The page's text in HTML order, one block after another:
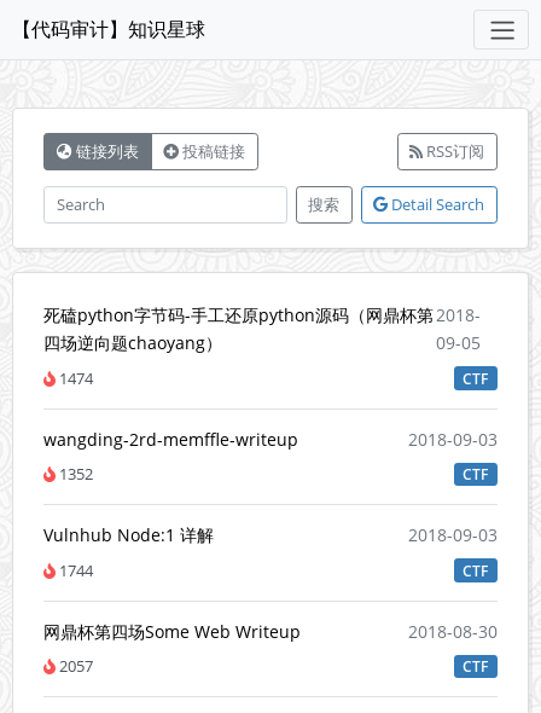
【代码审计】知识星球
链接列表 投稿链接 RSS订阅
搜索 Detail Search
死磕python字节码-手工还原python源码（网鼎杯第
四场逆向题chaoyang）
2018-
09-05
1474 CTF
wangding-2rd-memffle-writeup 2018-09-03
1352 CTF
Vulnhub Node:1 详解 2018-09-03
1744 CTF
网鼎杯第四场Some Web Writeup 2018-08-30
2057 CTF